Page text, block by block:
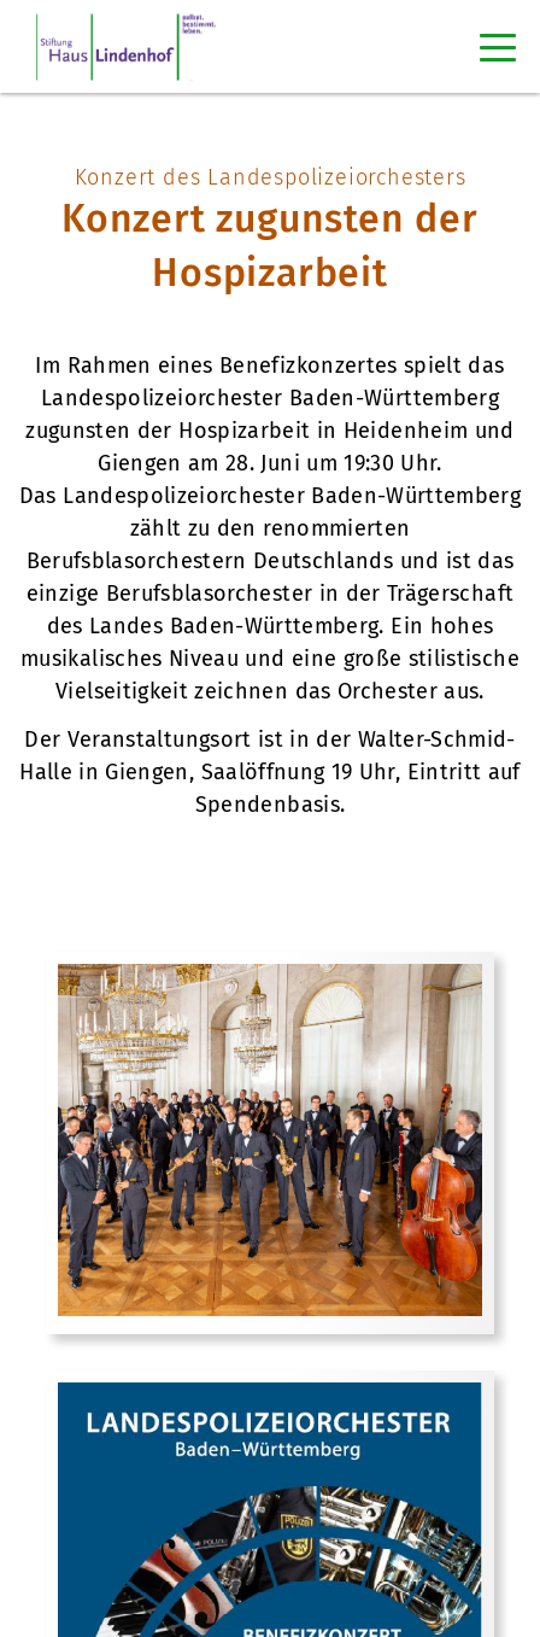
Konzert des Landespolizeiorchesters
Konzert zugunsten der
Hospizarbeit
Im Rahmen eines Benefizkonzertes spielt das
Landespolizeiorchester Baden-Württemberg
zugunsten der Hospizarbeit in Heidenheim und
Giengen am 28. Juni um 19:30 Uhr.
Das Landespolizeiorchester Baden-Württemberg
zählt zu den renommierten
Berufsblasorchestern Deutschlands und ist das
einzige Berufsblasorchester in der Trägerschaft
des Landes Baden-Württemberg. Ein hohes
musikalisches Niveau und eine große stilistische
Vielseitigkeit zeichnen das Orchester aus.
Der Veranstaltungsort ist in der Walter-Schmid-
Halle in Giengen, Saalöffnung 19 Uhr, Eintritt auf
Spendenbasis.